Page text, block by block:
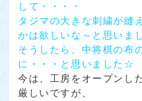
して・・・・
タジマの大きな刺繍が縫
かは欲しいな～と思いま
そうしたら、中将棋の布
に・・・と思いました☆
今は、工房をオープンし
厳しいですが、